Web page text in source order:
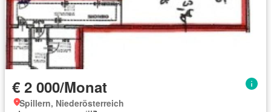
€ 2 000/Monat
Spillern, Niederösterreich